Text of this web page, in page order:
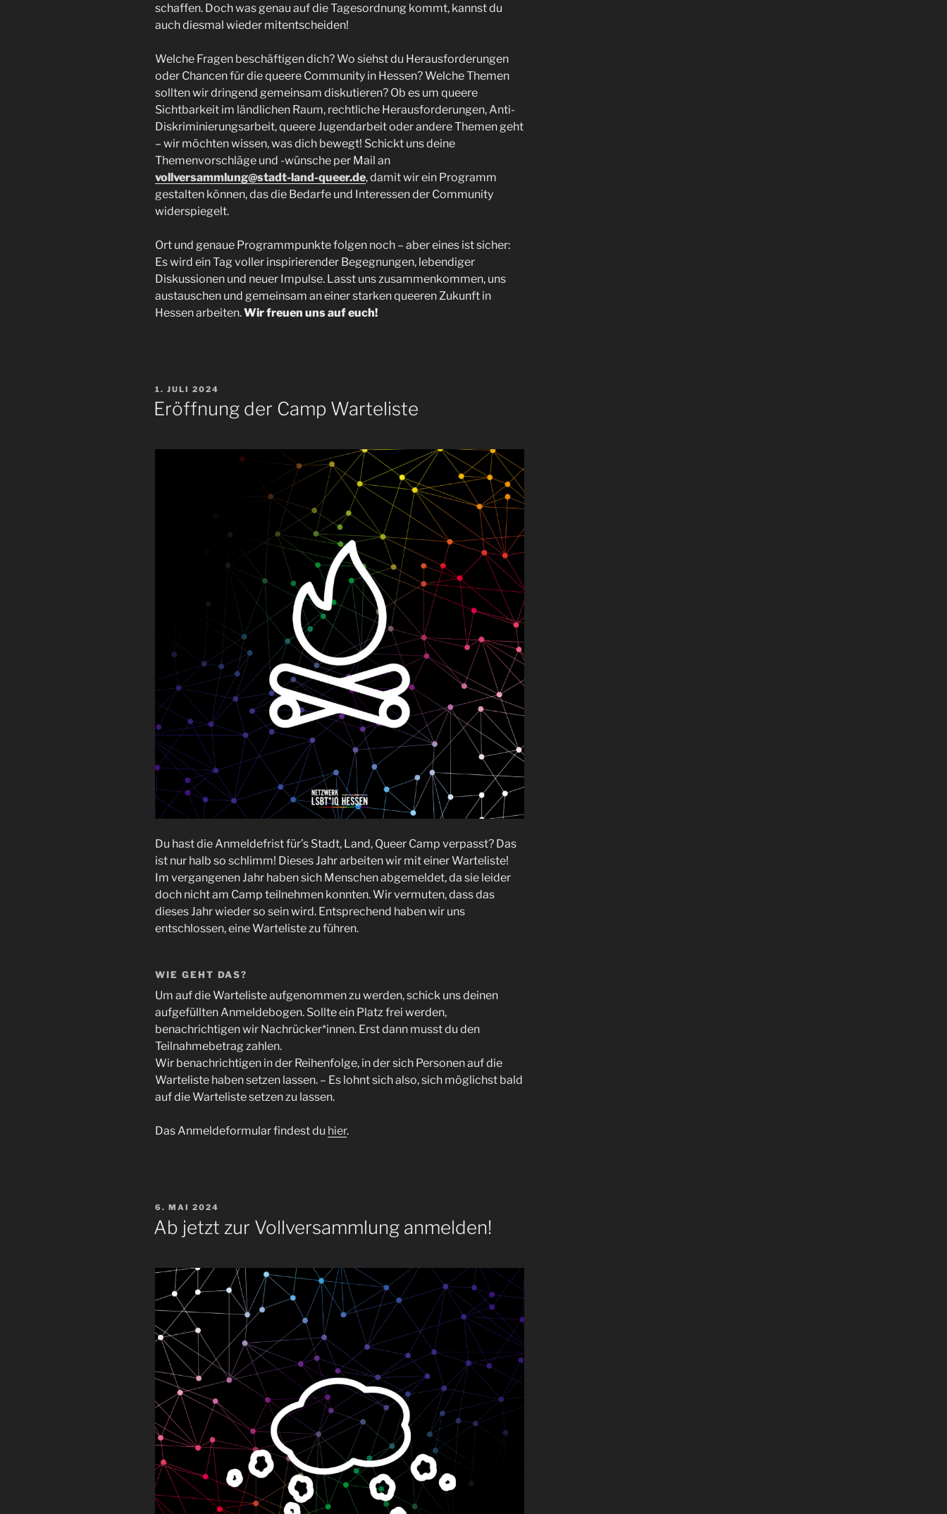
schaffen. Doch was genau auf die Tagesordnung kommt, kannst du
auch diesmal wieder mitentscheiden!
Welche Fragen beschäftigen dich? Wo siehst du Herausforderungen
oder Chancen für die queere Community in Hessen? Welche Themen
sollten wir dringend gemeinsam diskutieren? Ob es um queere
Sichtbarkeit im ländlichen Raum, rechtliche Herausforderungen, Anti-
Diskriminierungsarbeit, queere Jugendarbeit oder andere Themen geht
– wir möchten wissen, was dich bewegt! Schickt uns deine
Themenvorschläge und -wünsche per Mail an
vollversammlung@stadt-land-queer.de, damit wir ein Programm
gestalten können, das die Bedarfe und Interessen der Community
widerspiegelt.
Ort und genaue Programmpunkte folgen noch – aber eines ist sicher:
Es wird ein Tag voller inspirierender Begegnungen, lebendiger
Diskussionen und neuer Impulse. Lasst uns zusammenkommen, uns
austauschen und gemeinsam an einer starken queeren Zukunft in
Hessen arbeiten.Wir freuen uns auf euch!
VERÖFFENTLICHT
AM
1. JULI 2024
Eröffnung der Camp Warteliste
Du hast die Anmeldefrist für’s Stadt, Land, Queer Camp verpasst? Das
ist nur halb so schlimm! Dieses Jahr arbeiten wir mit einer Warteliste!
Im vergangenen Jahr haben sich Menschen abgemeldet, da sie leider
doch nicht am Camp teilnehmen konnten. Wir vermuten, dass das
dieses Jahr wieder so sein wird. Entsprechend haben wir uns
entschlossen, eine Warteliste zu führen.
WIE GEHT DAS?
Um auf die Warteliste aufgenommen zu werden, schick uns deinen
aufgefüllten Anmeldebogen. Sollte ein Platz frei werden,
benachrichtigen wir Nachrücker*innen. Erst dann musst du den
Teilnahmebetrag zahlen.
Wir benachrichtigen in der Reihenfolge, in der sich Personen auf die
Warteliste haben setzen lassen. – Es lohnt sich also, sich möglichst bald
auf die Warteliste setzen zu lassen.
Das Anmeldeformular findest du hier.
VERÖFFENTLICHT
AM
6. MAI 2024
Ab jetzt zur Vollversammlung anmelden!